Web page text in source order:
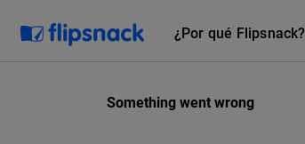
¿Por qué Flipsnack?